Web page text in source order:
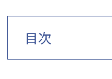
目次